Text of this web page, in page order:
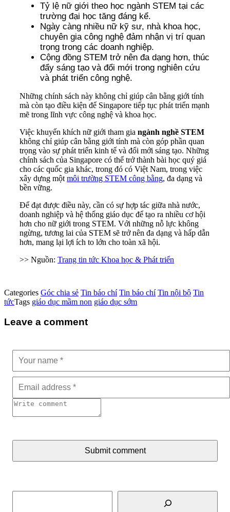
Tỷ lệ nữ giới theo học ngành STEM tại các
trường đại học tăng đáng kể.
Ngày càng nhiều nữ kỹ sư, nhà khoa học,
chuyên gia công nghệ đảm nhận vị trí quan
trọng trong các doanh nghiệp.
Cộng đồng STEM trở nên đa dạng hơn, thúc
đẩy sáng tạo và đổi mới trong nghiên cứu
và phát triển công nghệ.
Những chính sách này không chỉ giúp cân bằng giới tính
mà còn tạo điều kiện để Singapore tiếp tục phát triển mạnh
mẽ trong lĩnh vực công nghệ và khoa học.
Việc khuyến khích nữ giới tham gia ngành nghề STEM
không chỉ giúp cân bằng giới tính mà còn góp phần quan
trọng vào sự phát triển kinh tế và đổi mới sáng tạo. Những
chính sách của Singapore có thể trở thành bài học quý giá
cho các quốc gia khác, trong đó có Việt Nam, trong việc
xây dựng một môi trường STEM công bằng, đa dạng và
bền vững.
Để đạt được điều này, cần có sự hợp tác giữa nhà nước,
doanh nghiệp và hệ thống giáo dục để tạo ra nhiều cơ hội
hơn cho nữ giới trong STEM. Với những nỗ lực không
ngừng, tương lai của STEM sẽ trở nên đa dạng và hấp dẫn
hơn, mang lại lợi ích to lớn cho toàn xã hội.
>> Nguồn: Trang tin tức Khoa học & Phát triển
Categories Góc chia sẻ Tin báo chí Tin báo chí Tin nội bộ Tin
tứcTags giáo dục mầm non giáo dục sớm
Leave a comment
Submit comment
Tìm kiếm